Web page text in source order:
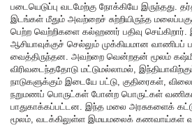
படையெடுப்பு வடமேற்கு நோக்கியே இருந்தது.
இடங்கள் மீதும் அவற்றைச் சுற்றியிருந்த
பெற்ற வெற்றிகளை கல்ஹணர் பதிவு செய்கிறார்.
ஆசியாவுக்குச் செல்லும் முக்கியமான வாணிபப்
வைத்திருந்தன. அவற்றை வென்றதன் மூலம்
விரிவடைந்ததோடு மட்டுமல்லாமல்,
நாடுகளுக்கும் இடையே பட்டு, குதிரைகள்,
நறுமணப் பொருட்கள் போன்ற பொருட்கள்
பாதுகாக்கப்பட்டன. இந்த மலை அரசுகளைக்
மூலம், வடக்கிலுள்ள இமயமலைக் கணவாய்கள்